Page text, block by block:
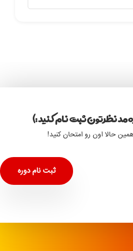
مد نظرتون ثبت نام کنید :)
حالا اون رو امتحان کنید!
ثبت نام دوره